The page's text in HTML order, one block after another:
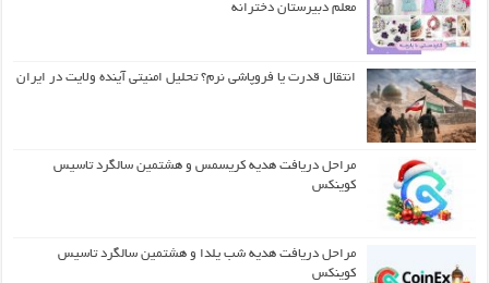
معلم دبیرستان دخترانه
انتقال قدرت یا فروپاشی نرم؟ تحلیل امنیتی آینده ولایت در ایران
مراحل دریافت هدیه کریسمس و هشتمین سالگرد تاسیس
کوینکس
مراحل دریافت هدیه شب یلدا و هشتمین سالگرد تاسیس
کوینکس